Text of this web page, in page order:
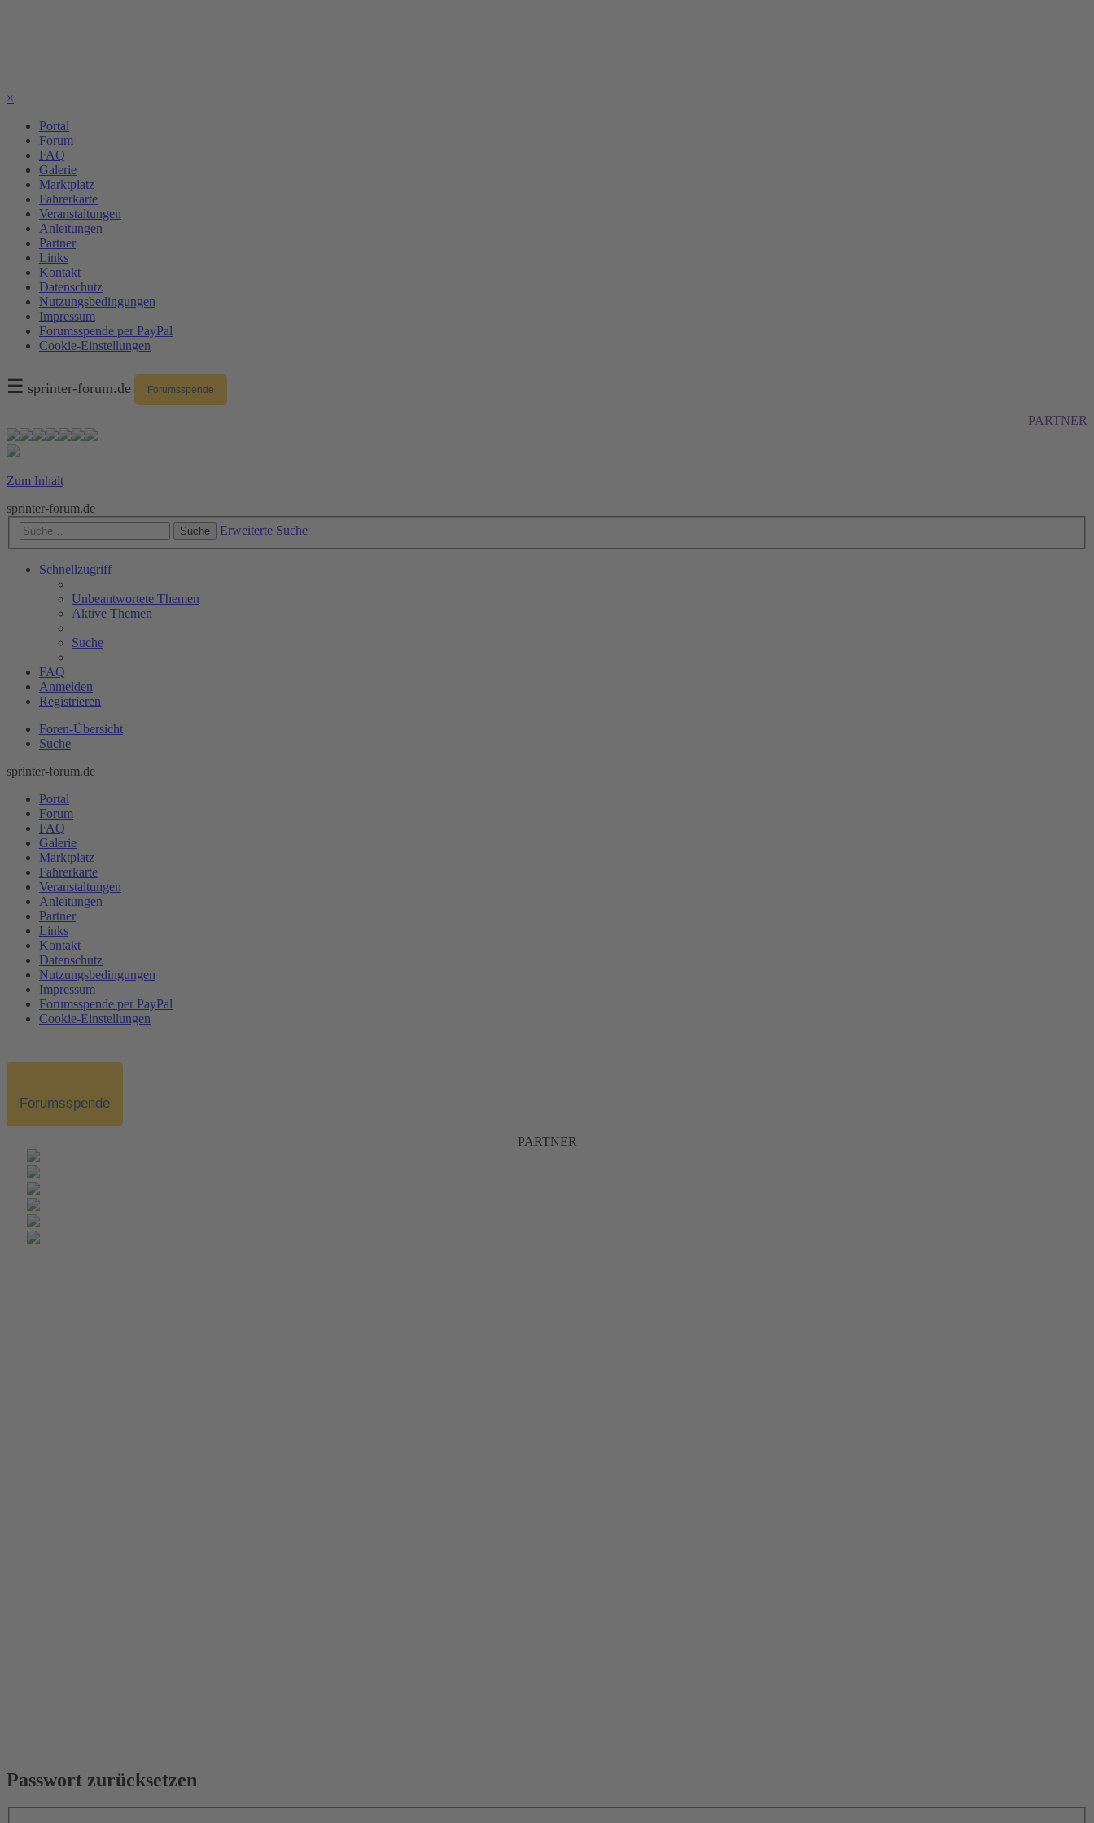
×
Portal
Forum
FAQ
Galerie
Marktplatz
Fahrerkarte
Veranstaltungen
Anleitungen
Partner
Links
Kontakt
Datenschutz
Nutzungsbedingungen
Impressum
Forumsspende per PayPal
Cookie-Einstellungen
☰ sprinter-forum.de Forumsspende
PARTNER
Zum Inhalt
sprinter-forum.de
Suche Erweiterte Suche
Schnellzugriff
Unbeantwortete Themen
Aktive Themen
Suche
FAQ
Anmelden
Registrieren
Foren-Übersicht
Suche
sprinter-forum.de
Portal
Forum
FAQ
Galerie
Marktplatz
Fahrerkarte
Veranstaltungen
Anleitungen
Partner
Links
Kontakt
Datenschutz
Nutzungsbedingungen
Impressum
Forumsspende per PayPal
Cookie-Einstellungen
Forumsspende
PARTNER
Passwort zurücksetzen